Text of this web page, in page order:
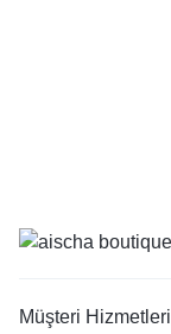
Müşteri Hizmetleri